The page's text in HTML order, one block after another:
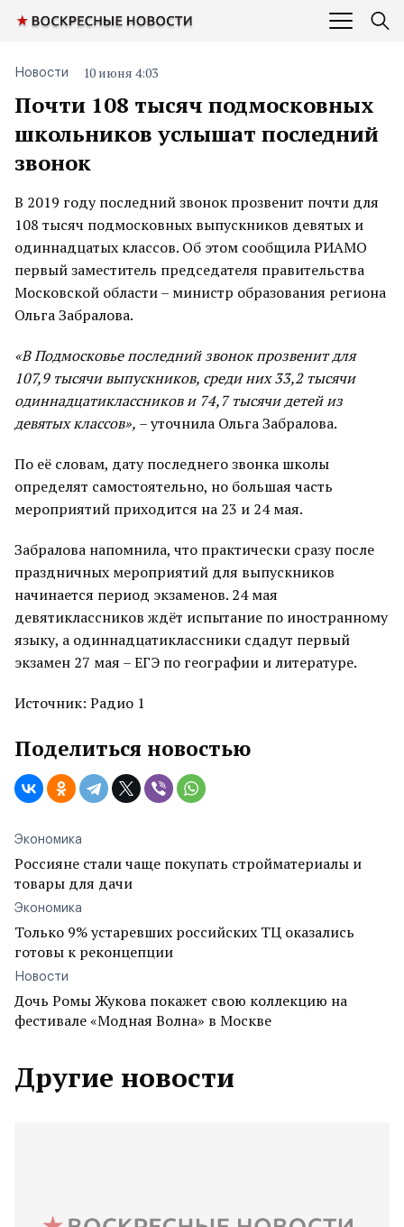
Почти 108 тысяч подмосковных
школьников услышат последний
звонок
Новости 10 июня 4:03
В 2019 году последний звонок прозвенит почти для
108 тысяч подмосковных выпускников девятых и
одиннадцатых классов. Об этом сообщила РИАМО
первый заместитель председателя правительства
Московской области – министр образования региона
Ольга Забралова.
«В Подмосковье последний звонок прозвенит для
107,9 тысячи выпускников, среди них 33,2 тысячи
одиннадцатиклассников и 74,7 тысячи детей из
девятых классов», – уточнила Ольга Забралова.
По её словам, дату последнего звонка школы
определят самостоятельно, но большая часть
мероприятий приходится на 23 и 24 мая.
Забралова напомнила, что практически сразу после
праздничных мероприятий для выпускников
начинается период экзаменов. 24 мая
девятиклассников ждёт испытание по иностранному
языку, а одиннадцатиклассники сдадут первый
экзамен 27 мая – ЕГЭ по географии и литературе.
Источник: Радио 1
Поделиться новостью
Экономика
Россияне стали чаще покупать стройматериалы и
товары для дачи
Экономика
Только 9% устаревших российских ТЦ оказались
готовы к реконцепции
Новости
Дочь Ромы Жукова покажет свою коллекцию на
фестивале «Модная Волна» в Москве
Другие новости